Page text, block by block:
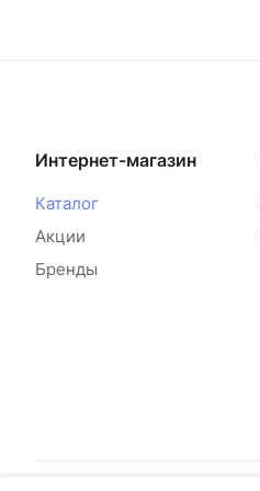
Интернет-магазин
Каталог
Акции
Бренды